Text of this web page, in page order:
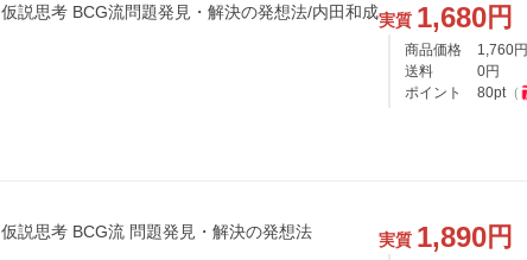
仮説思考 BCG流問題発見・解決の発想法/内田和成実質 1,680円
商品価格 1,760円
送料
0円
ポイント
80pt（
仮説思考 BCG流 問題発見・解決の発想法 実質 1,890円